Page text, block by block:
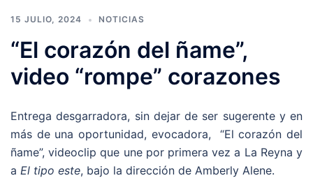
15 JULIO, 2024 NOTICIAS
“El corazón del ñame”,
video “rompe” corazones
Entrega desgarradora, sin dejar de ser sugerente y en
más de una oportunidad, evocadora, “El corazón del
ñame”, videoclip que une por primera vez a La Reyna y
a El tipo este, bajo la dirección de Amberly Alene.